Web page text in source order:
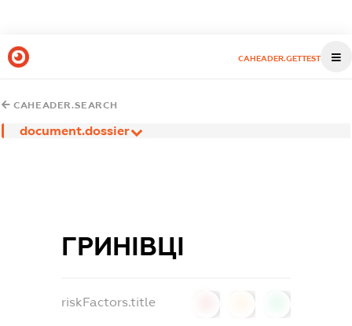
CAHEADER.GETTEST
CAHEADER.SEARCH
document.dossier
ГРИНІВЦІ
riskFactors.title